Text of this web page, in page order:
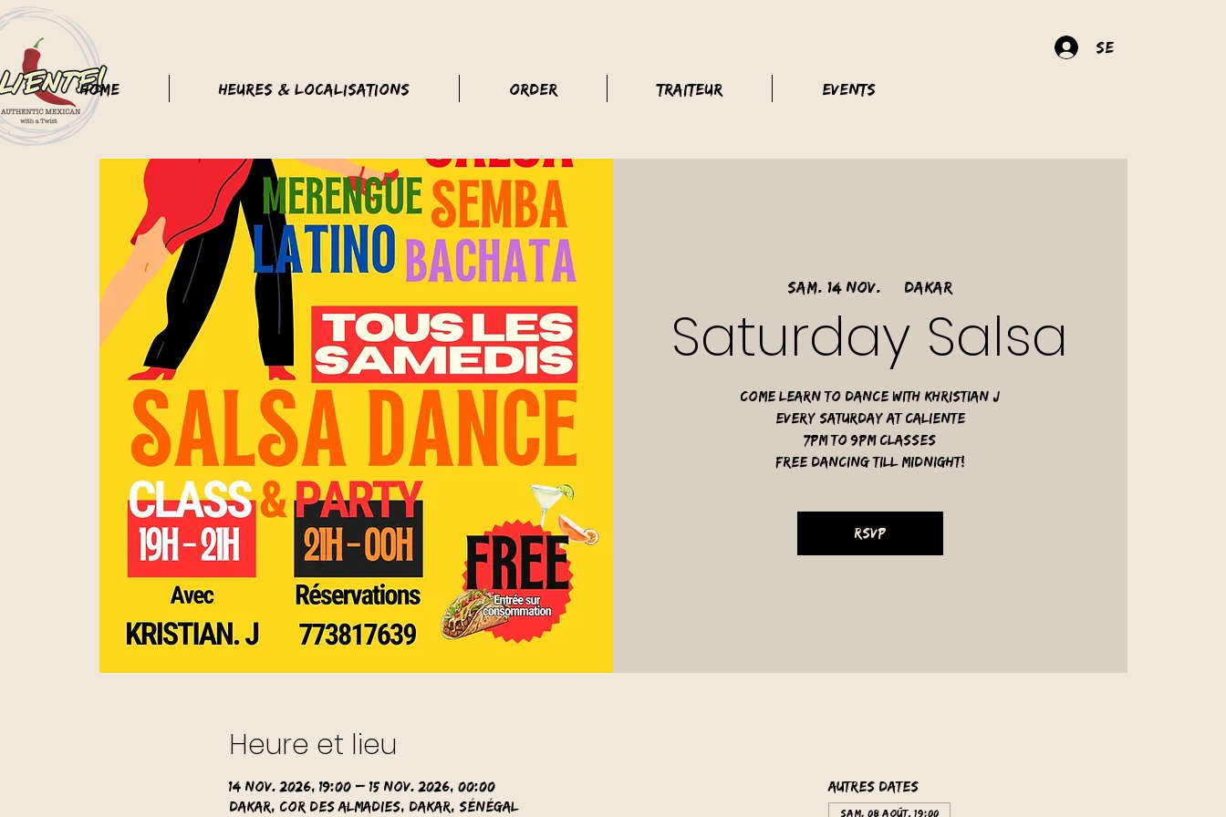
Se connecter
Home Heures & Localisations Order Traiteur Events
sam. 14 nov. Dakar
Saturday Salsa
Come learn to dance with Khristian J
Every Saturday at Caliente
7pm to 9pm classes
free dancing till midnight!
RSVP
Heure et lieu
14 nov. 2026, 19:00 – 15 nov. 2026, 00:00
Dakar, Cor des Almadies, Dakar, Sénégal
Autres dates
sam. 08 août, 19:00